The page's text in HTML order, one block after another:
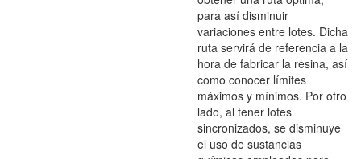
para así disminuir
variaciones entre lotes. Dicha
ruta servirá de referencia a la
hora de fabricar la resina, así
como conocer límites
máximos y mínimos. Por otro
lado, al tener lotes
sincronizados, se disminuye
el uso de sustancias